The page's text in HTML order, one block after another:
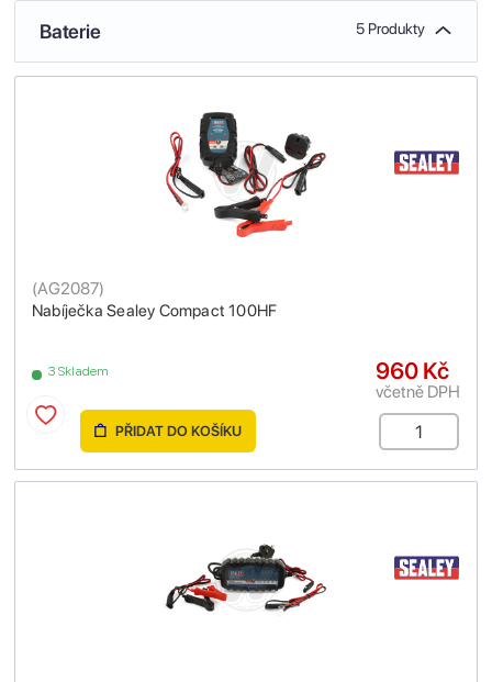
Baterie 5 Produkty
Nabíječka Sealey Compact 100HF
(AG2087)
3 Skladem 960 Kč
včetně DPH
PŘIDAT DO KOŠÍKU